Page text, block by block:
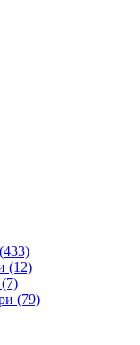
(433)
(12)
(7)
(79)